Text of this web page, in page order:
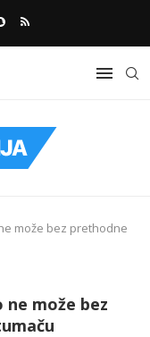
može bez prethodne
može bez